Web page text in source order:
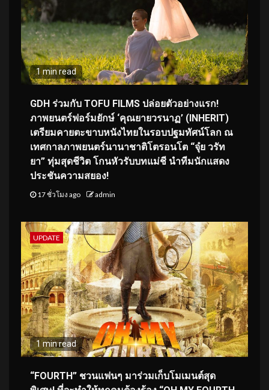
1 min read
GDH ร่วมกับ TOFU FILMS ปล่อยตัวอย่างแรก!
ภาพยนตร์ฟอร์มยักษ์ ‘คุณยายวรนาฏ’ (INHERIT)
เตรียมคายตะขาบหนังไทยในรอบปฐมทัศน์โลก ณ
เทศกาลภาพยนตร์นานาชาติโตรอนโต “จุ๋ย วรัท
ยา” ทุ่มสุดชีวิต โกนหัวรับบทแม่ชี นำทีมนักแสดง
ประชันความสยอง!
17 ชั่วโมง ago admin
UPDATE
1 min read
“FOURTH” ชวนแฟนๆ มาร่วมเก็บโมเมนต์สุด